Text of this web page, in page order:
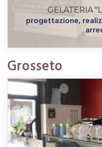
GELATERIA
progettazione,
Grosseto